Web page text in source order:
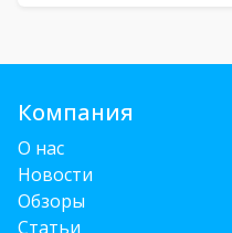
Компания
О нас
Новости
Обзоры
Статьи